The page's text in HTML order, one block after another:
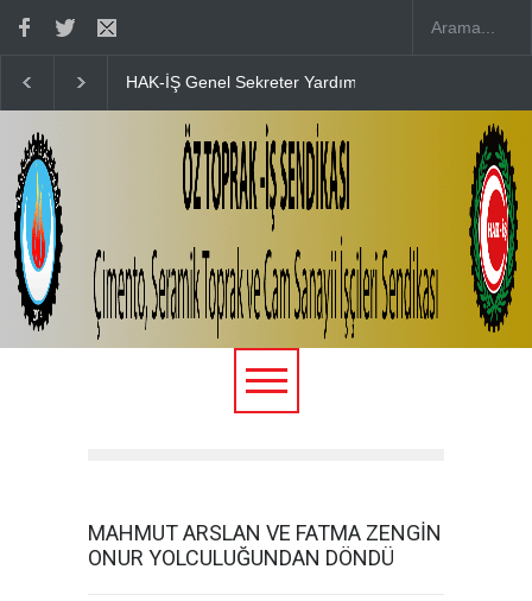
HAK-İŞ Genel Sekreter Yardımcısı Fatma Zengin’in
MAHMUT ARSLAN VE FATMA ZENGİN
ONUR YOLCULUĞUNDAN DÖNDÜ